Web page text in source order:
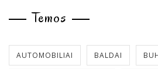
Temos
AUTOMOBILIAI BALDAI